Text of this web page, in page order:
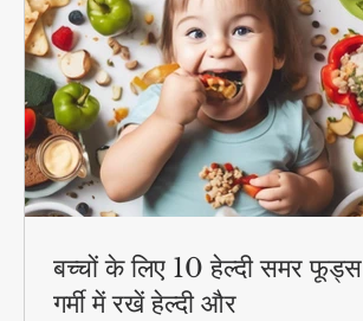
बच्चों के लिए 10 हेल्दी समर फूड्स |
गर्मी में रखें हेल्दी और